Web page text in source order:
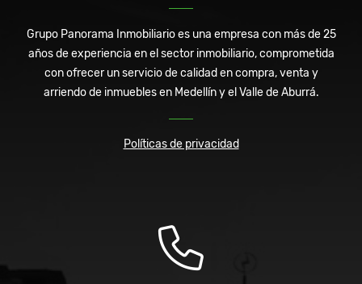
Grupo Panorama Inmobiliario es una empresa con más de 25
años de experiencia en el sector inmobiliario, comprometida
con ofrecer un servicio de calidad en compra, venta y
arriendo de inmuebles en Medellín y el Valle de Aburrá.
Políticas de privacidad